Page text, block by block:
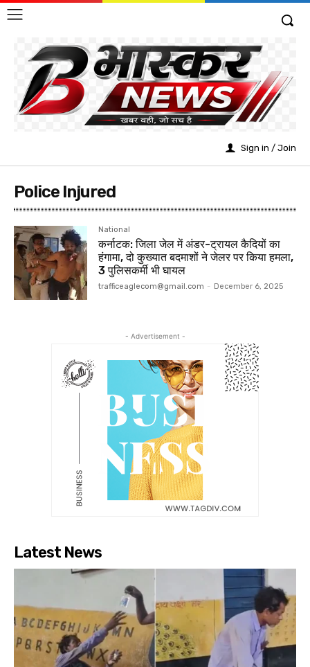
Sign in / Join
Police Injured
National
कर्नाटक: जिला जेल में अंडर-ट्रायल कैदियों का
हंगामा, दो कुख्यात बदमाशों ने जेलर पर किया हमला,
3 पुलिसकर्मी भी घायल
trafficeaglecom@gmail.com - December 6, 2025
- Advertisement -
Latest News